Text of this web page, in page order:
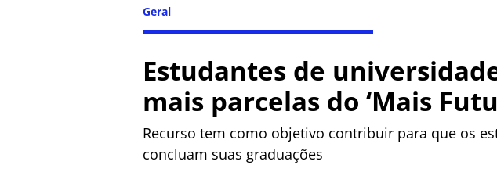
Geral
Estudantes de
mais parcelas do ‘Mais
Recurso tem como objetivo contribuir para que os
concluam suas graduações